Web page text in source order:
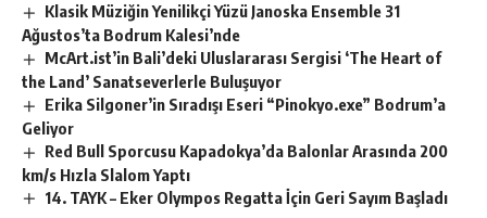
Klasik Müziğin Yenilikçi Yüzü Janoska Ensemble 31
Ağustos’ta Bodrum Kalesi’nde
McArt.ist’in Bali’deki Uluslararası Sergisi ‘The Heart of
the Land’ Sanatseverlerle Buluşuyor
Erika Silgoner’in Sıradışı Eseri “Pinokyo.exe” Bodrum’a
Geliyor
Red Bull Sporcusu Kapadokya’da Balonlar Arasında 200
km/s Hızla Slalom Yaptı
14. TAYK – Eker Olympos Regatta İçin Geri Sayım Başladı